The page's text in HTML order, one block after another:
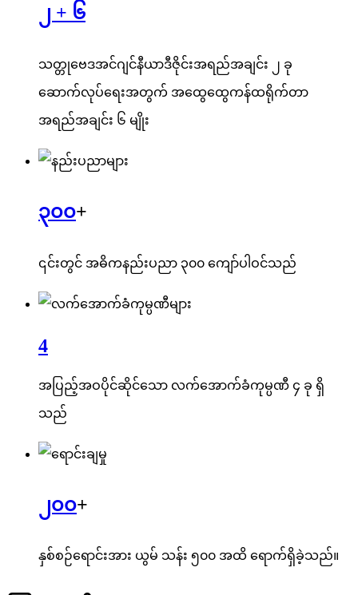
၂ + ၆
သတ္တုဗေဒအင်ဂျင်နီယာဒီဇိုင်းအရည်အချင်း ၂ ခု
ဆောက်လုပ်ရေးအတွက် အထွေထွေကန်ထရိုက်တာ
အရည်အချင်း ၆ မျိုး
၃၀၀+
၎င်းတွင် အဓိကနည်းပညာ ၃၀၀ ကျော်ပါဝင်သည်
4
အပြည့်အဝပိုင်ဆိုင်သော လက်အောက်ခံကုမ္ပဏီ ၄ ခု ရှိ
သည်
၂၀၀+
နှစ်စဉ်ရောင်းအား ယွမ် သန်း ၅၀၀ အထိ ရောက်ရှိခဲ့သည်။